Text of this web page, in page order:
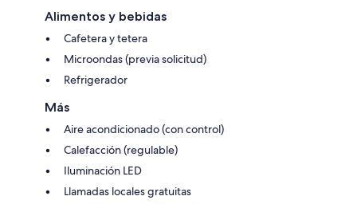
Alimentos y bebidas
Cafetera y tetera
Microondas (previa solicitud)
Refrigerador
Más
Aire acondicionado (con control)
Calefacción (regulable)
Iluminación LED
Llamadas locales gratuitas